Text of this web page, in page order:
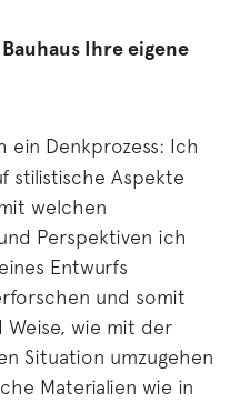
Ihre eigene
ein Denkprozess: Ich
stilistische Aspekte
welchen
Perspektiven ich
Entwurfs
und somit
Weise, wie mit der
Situation umzugehen
Materialien wie in